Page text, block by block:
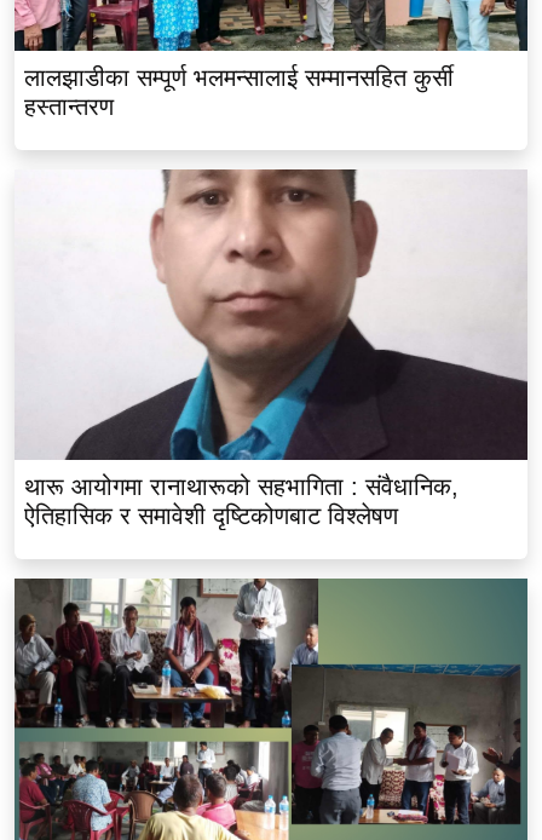
लालझाडीका सम्पूर्ण भलमन्सालाई सम्मानसहित कुर्सी
हस्तान्तरण
थारू आयोगमा रानाथारूको सहभागिता : संवैधानिक,
ऐतिहासिक र समावेशी दृष्टिकोणबाट विश्लेषण